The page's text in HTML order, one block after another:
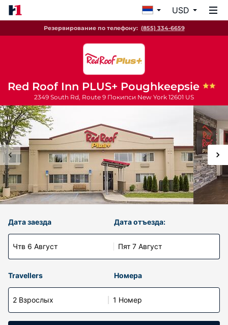
USD
Резервирование по телефону: (855) 334-6659
Red Roof Inn PLUS+ Poughkeepsie
2349 South Rd, Route 9 Покипси New York 12601 US
Дата заезда
Чтв 6 Август
Дата отъезда:
Пят 7 Август
Travellers Номера
2 Взрослых 1 Номер